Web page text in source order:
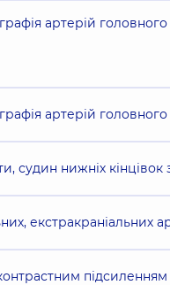
артерій
артерій
судин нижніх
екстракраніальних
підсиленням